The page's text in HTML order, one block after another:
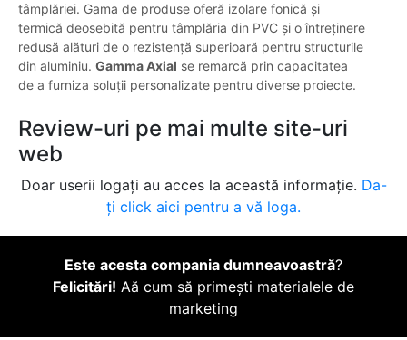
tâmplăriei. Gama de produse oferă izolare fonică și
termică deosebită pentru tâmplăria din PVC și o întreținere
redusă alături de o rezistență superioară pentru structurile
din aluminiu. Gamma Axial se remarcă prin capacitatea
de a furniza soluții personalizate pentru diverse proiecte.
Review-uri pe mai multe site-uri
web
Doar userii logați au acces la această informație. Da-
ți click aici pentru a vă loga.
Este acesta compania dumneavoastră?
Felicitări! Aă cum să primești materialele de
marketing